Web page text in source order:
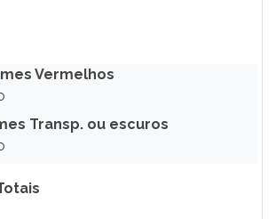
Vermelhos
Transp. ou escuros